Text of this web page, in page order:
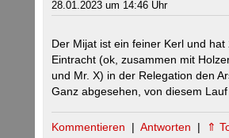
28.01.2023 um 14:46 Uhr
Der Mijat ist ein feiner Kerl und hat
Eintracht (ok, zusammen mit
und Mr. X) in der Relegation den
Ganz abgesehen, von diesem
Kommentieren | Antworten | ⇑